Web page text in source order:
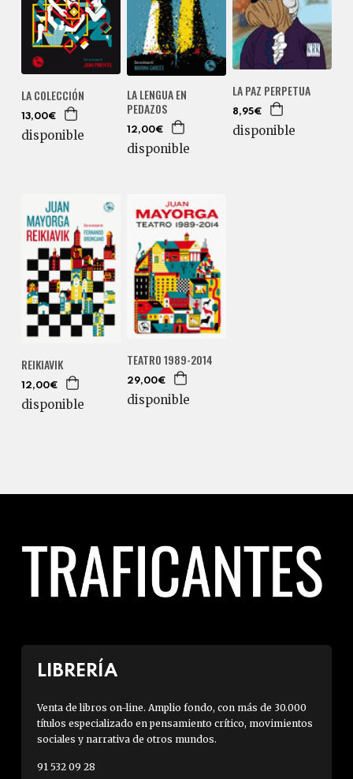
LA COLECCIÓN
13,00€
disponible
LA LENGUA EN
PEDAZOS
12,00€
disponible
LA PAZ PERPETUA
8,95€
disponible
REIKIAVIK
12,00€
disponible
TEATRO 1989-2014
29,00€
disponible
LIBRERÍA
Venta de libros on-line. Amplio fondo, con más de 30.000
títulos especializado en pensamiento crítico, movimientos
sociales y narrativa de otros mundos.
91 532 09 28